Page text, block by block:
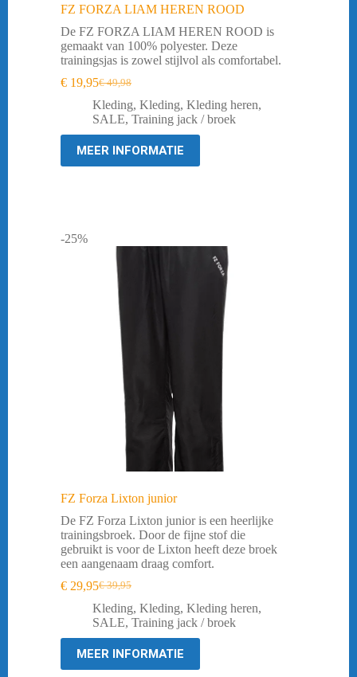
FZ FORZA LIAM HEREN ROOD
De FZ FORZA LIAM HEREN ROOD is
gemaakt van 100% polyester. Deze
trainingsjas is zowel stijlvol als comfortabel.
€49,98
Oorspronkelijke
prijs
was:
€ 49,98.
€ 19,95Huidige
prijs
is:
€ 19,95.
Kleding, Kleding, Kleding heren,
SALE, Training jack / broek
MEER INFORMATIE
-25%
FZ Forza Lixton junior
De FZ Forza Lixton junior is een heerlijke
trainingsbroek. Door de fijne stof die
gebruikt is voor de Lixton heeft deze broek
een aangenaam draag comfort.
€39,95
Oorspronkelijke
prijs
was:
€ 29,95Huidige
prijs
is:
Kleding, Kleding, Kleding heren,
SALE, Training jack / broek
MEER INFORMATIE